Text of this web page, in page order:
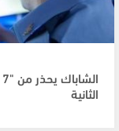
الثانية